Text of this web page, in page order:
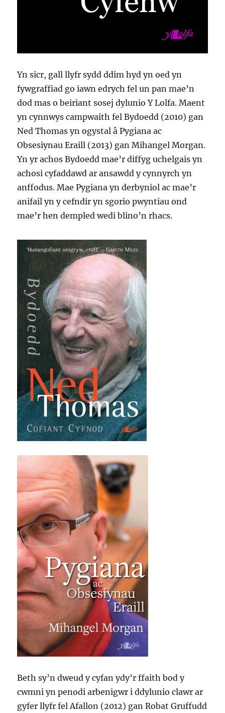
Yn sicr, gall llyfr sydd ddim hyd yn oed yn
fywgraffiad go iawn edrych fel un pan mae’n
dod mas o beiriant sosej dylunio Y Lolfa. Maent
yn cynnwys campwaith fel Bydoedd (2010) gan
Ned Thomas yn ogystal â Pygiana ac
Obsesiynau Eraill (2013) gan Mihangel Morgan.
Yn yr achos Bydoedd mae’r diffyg uchelgais yn
achosi cyfaddawd ar ansawdd y cynnyrch yn
anffodus. Mae Pygiana yn derbyniol ac mae’r
anifail yn y cefndir yn sgorio pwyntiau ond
mae’r hen dempled wedi blino’n rhacs.
Beth sy’n dweud y cyfan ydy’r ffaith bod y
cwmni yn penodi arbenigwr i ddylunio clawr ar
gyfer llyfr fel Afallon (2012) gan Robat Gruffudd